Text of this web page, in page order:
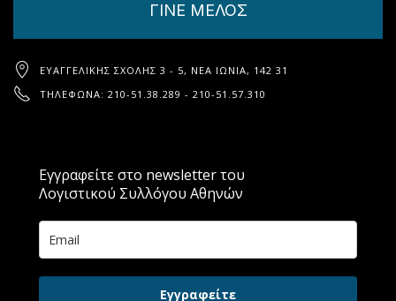
ΓΙΝΕ ΜΕΛΟΣ
ΕΥΑΓΓΕΛΙΚΉΣ ΣΧΟΛΉΣ 3 - 5, ΝΈΑ ΙΩΝΊΑ, 142 31
ΤΗΛΈΦΩΝΑ: 210-51.38.289 - 210-51.57.310
Εγγραφείτε στο newsletter του
Λογιστικού Συλλόγου Αθηνών
Εγγραφείτε